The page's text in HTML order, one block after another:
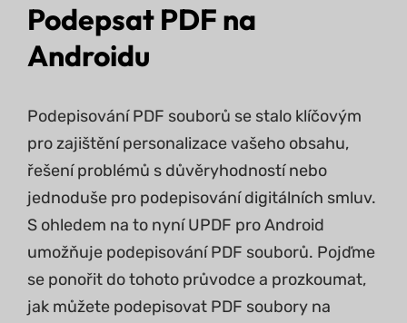
Podepsat PDF na
Androidu
Podepisování PDF souborů se stalo klíčovým
pro zajištění personalizace vašeho obsahu,
řešení problémů s důvěryhodností nebo
jednoduše pro podepisování digitálních smluv.
S ohledem na to nyní UPDF pro Android
umožňuje podepisování PDF souborů. Pojďme
se ponořit do tohoto průvodce a prozkoumat,
jak můžete podepisovat PDF soubory na